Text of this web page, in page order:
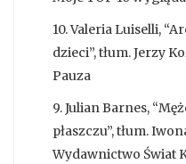
10. Valeria Luiselli,
dzieci”, tłum. Jerzy
Pauza
9. Julian Barnes,
płaszczu”, tłum.
Wydawnictwo Świat